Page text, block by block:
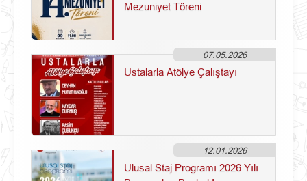
Mezuniyet Töreni
07.05.2026
Ustalarla Atölye Çalıştayı
12.01.2026
Ulusal Staj Programı 2026 Yılı